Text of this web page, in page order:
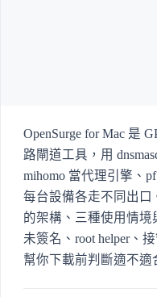
OpenSurge for Mac 是
路閘道工具，用
mihomo 當代理引擎、
每台設備各走不同出口
的架構、三種使用情
未簽名、root helper、
幫你下載前判斷適不適